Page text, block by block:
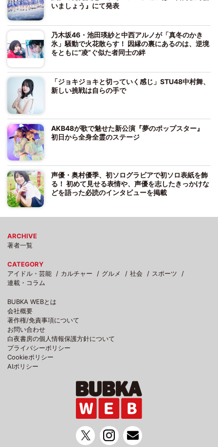
いましょう』にて発表
乃木坂46・池田瑛紗と中西アルノが「真冬のかき
氷」騒動で火花散らす！ 因縁の裏にあるのは、逆境
をともに“凌”ぐ似た者同士の絆
「ジョキジョキと切っていく感じ」STU48中村舞、
新しい挑戦は自らの手で
AKB48が歌で魅せた新公演『夢のポップスター』
初日から全身全霊のステージ
声優・奥村優季、初ソログラビアで初ソロ表紙を飾
る！ 初めて見せる表情や、声優を志したきっかけな
どを語った必読のインタビューを掲載
ARCHIVE
著者一覧
CATEGORY
アイドル・芸能
カルチャー グルメ 社会
スポーツ
連載・コラム
BUBKA WEBとは
会社概要
著作権/免責事項について
お問い合わせ
白夜書房の個人情報保護方針について
プライバシーポリシー
Cookieポリシー
AIポリシー